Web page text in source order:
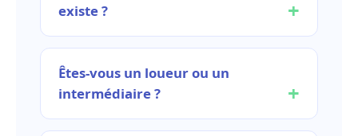
existe ?
Êtes-vous un loueur ou un
intermédiaire ?